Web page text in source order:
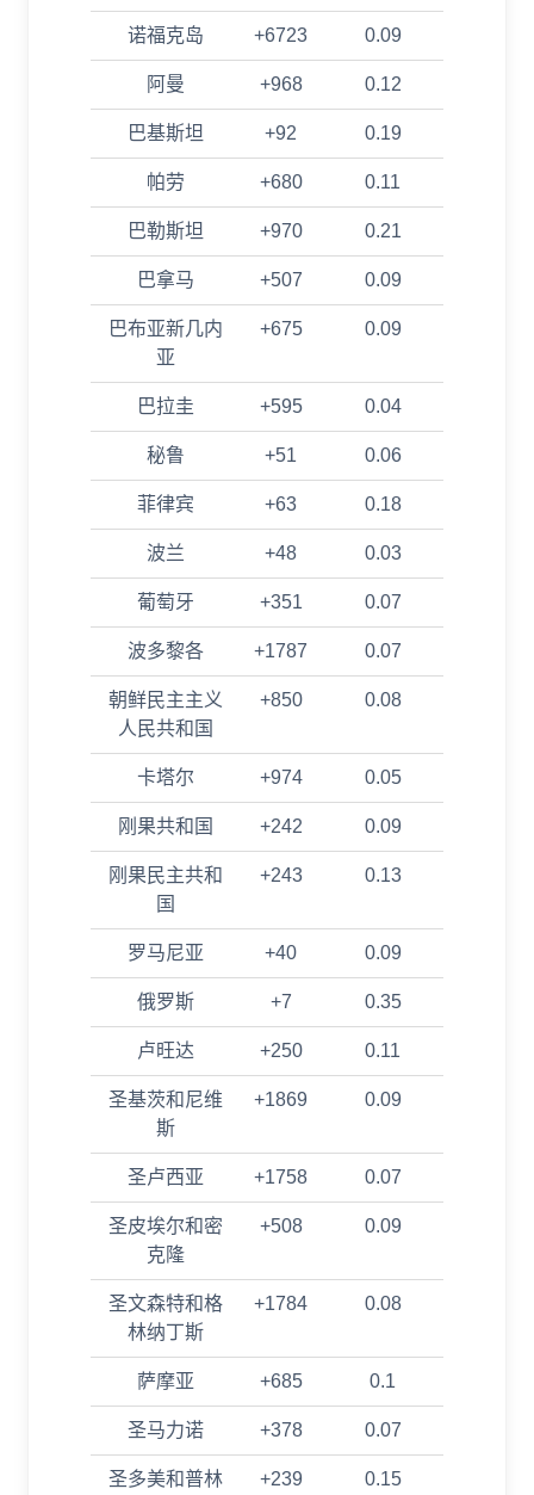
诺福克岛 +6723 0.09
阿曼 +968 0.12
巴基斯坦 +92 0.19
帕劳 +680 0.11
巴勒斯坦 +970 0.21
巴拿马 +507 0.09
巴布亚新几内
亚
+675 0.09
巴拉圭 +595 0.04
秘鲁 +51 0.06
菲律宾 +63 0.18
波兰 +48 0.03
葡萄牙 +351 0.07
波多黎各 +1787 0.07
朝鲜民主主义
人民共和国
+850 0.08
卡塔尔 +974 0.05
刚果共和国 +242 0.09
刚果民主共和
国
+243 0.13
罗马尼亚 +40 0.09
俄罗斯 +7 0.35
卢旺达 +250 0.11
圣基茨和尼维
斯
+1869 0.09
圣卢西亚 +1758 0.07
圣皮埃尔和密
克隆
+508 0.09
圣文森特和格
林纳丁斯
+1784 0.08
萨摩亚 +685 0.1
圣马力诺 +378 0.07
圣多美和普林
+239 0.15